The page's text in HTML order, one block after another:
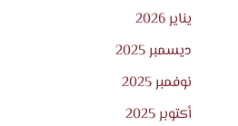
يناير 2026
ديسمبر 2025
نوفمبر 2025
أكتوبر 2025